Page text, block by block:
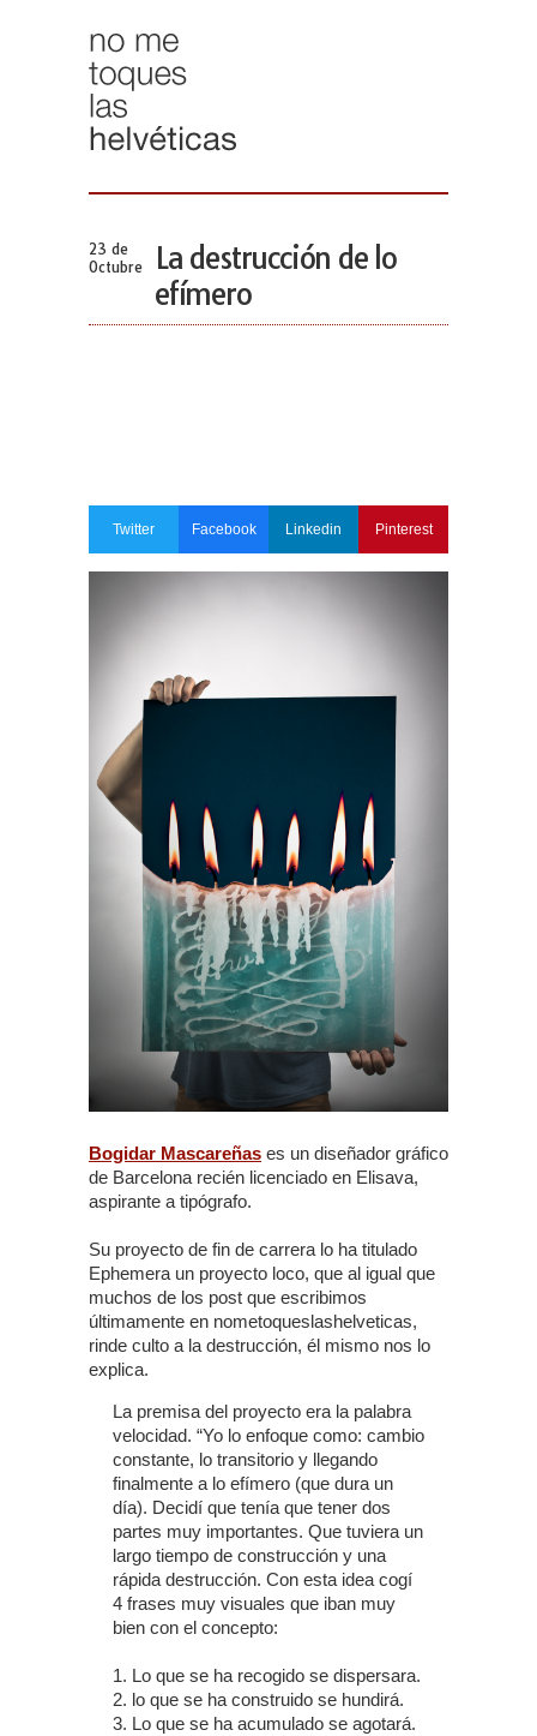
23 de
Octubre
La destrucción de lo
efímero
Twitter Facebook Linkedin Pinterest
Bogidar Mascareñas es un diseñador gráfico
de Barcelona recién licenciado en Elisava,
aspirante a tipógrafo.
Su proyecto de fin de carrera lo ha titulado
Ephemera un proyecto loco, que al igual que
muchos de los post que escribimos
últimamente en nometoqueslashelveticas,
rinde culto a la destrucción, él mismo nos lo
explica.
La premisa del proyecto era la palabra
velocidad. “Yo lo enfoque como: cambio
constante, lo transitorio y llegando
finalmente a lo efímero (que dura un
día). Decidí que tenía que tener dos
partes muy importantes. Que tuviera un
largo tiempo de construcción y una
rápida destrucción. Con esta idea cogí
4 frases muy visuales que iban muy
bien con el concepto:
1. Lo que se ha recogido se dispersara.
2. lo que se ha construido se hundirá.
3. Lo que se ha acumulado se agotará.